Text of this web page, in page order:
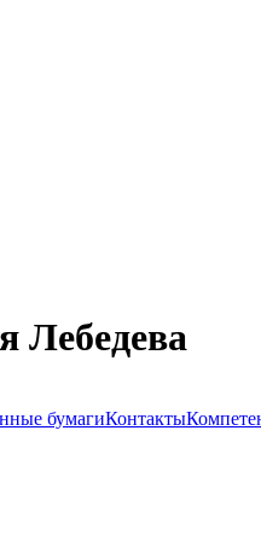
Лебедева
бумагиКонтакты